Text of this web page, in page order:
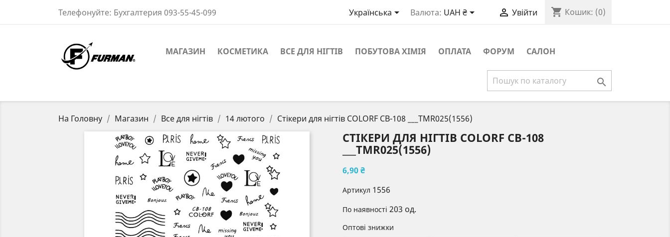
Телефонуйте: Бухгалтерия 093-55-45-099 Українська Валюта: UAH ₴  Увійти shopping_cart Кошик: (0)
МАГАЗИН КОСМЕТИКА ВСЕ ДЛЯ НІГТІВ ПОБУТОВА ХІМІЯ ОПЛАТА ФОРУМ САЛОН

На Головну Магазин Все для нігтів 14 лютого Стікери для нігтів COLORF CB-108 ___TMR025(1556)
СТІКЕРИ ДЛЯ НІГТІВ COLORF CB-108
___TMR025(1556)
6,90 ₴
Артикул 1556
По наявності 203 од.
Оптові знижки